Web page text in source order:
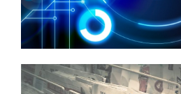
https://msrc.microsoft.com/
2025-49705
https://msrc.microsoft.com/
2025-49701